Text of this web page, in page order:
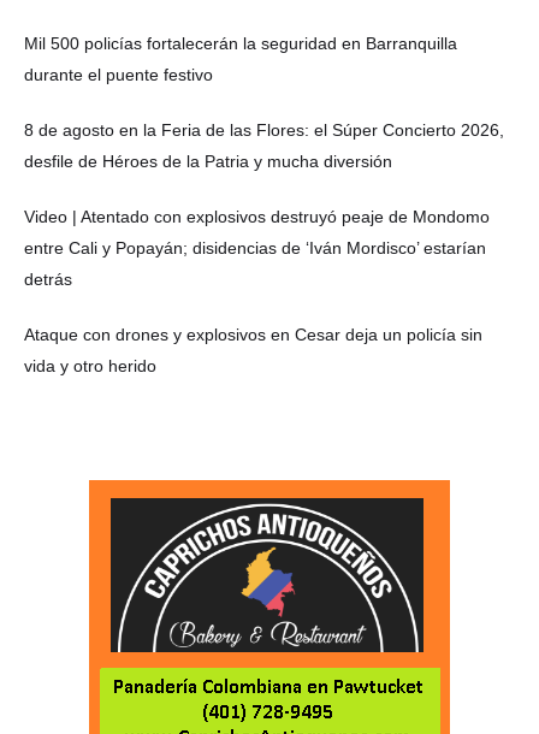
Mil 500 policías fortalecerán la seguridad en Barranquilla
durante el puente festivo
8 de agosto en la Feria de las Flores: el Súper Concierto 2026,
desfile de Héroes de la Patria y mucha diversión
Video | Atentado con explosivos destruyó peaje de Mondomo
entre Cali y Popayán; disidencias de ‘Iván Mordisco’ estarían
detrás
Ataque con drones y explosivos en Cesar deja un policía sin
vida y otro herido